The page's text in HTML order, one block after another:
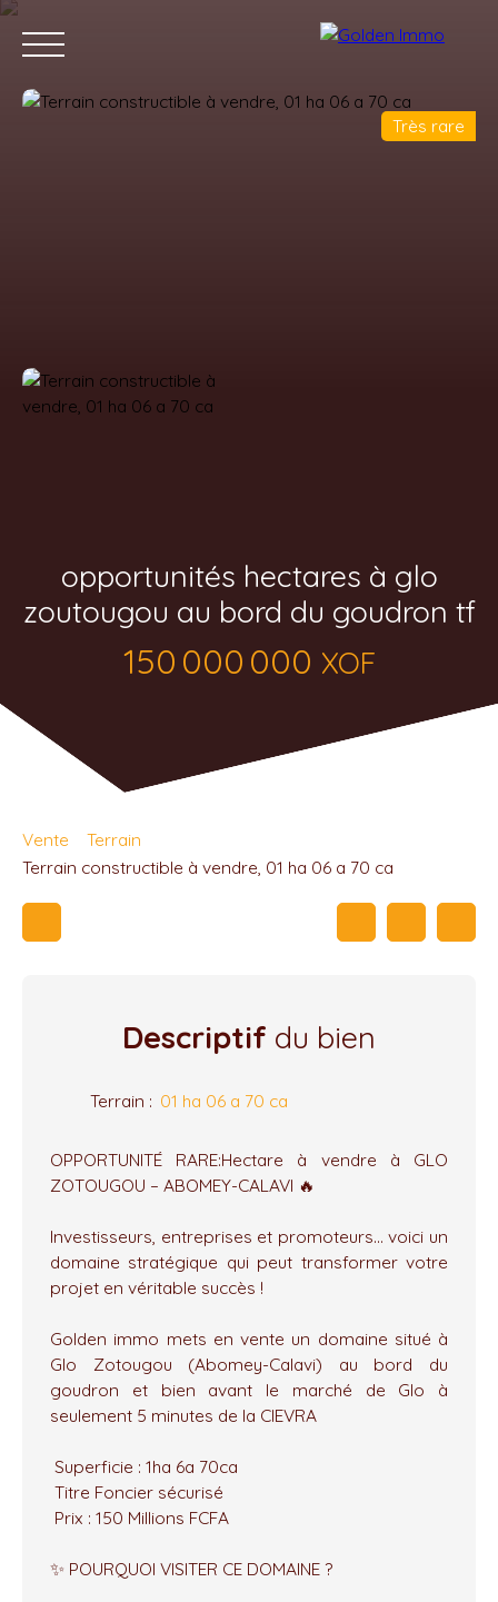
Très rare
opportunités hectares à glo
zoutougou au bord du goudron tf
150 000 000 XOF
Vente
Terrain
Terrain constructible à vendre, 01 ha 06 a 70 ca
Descriptif du bien
Terrain : 01 ha 06 a 70 ca
OPPORTUNITÉ RARE:Hectare à vendre à GLO
ZOTOUGOU – ABOMEY-CALAVI 🔥
Investisseurs, entreprises et promoteurs… voici un
domaine stratégique qui peut transformer votre
projet en véritable succès !
Golden immo mets en vente un domaine situé à
Glo Zotougou (Abomey-Calavi) au bord du
goudron et bien avant le marché de Glo à
seulement 5 minutes de la CIEVRA
Superficie : 1ha 6a 70ca
Titre Foncier sécurisé
Prix : 150 Millions FCFA
✨ POURQUOI VISITER CE DOMAINE ?